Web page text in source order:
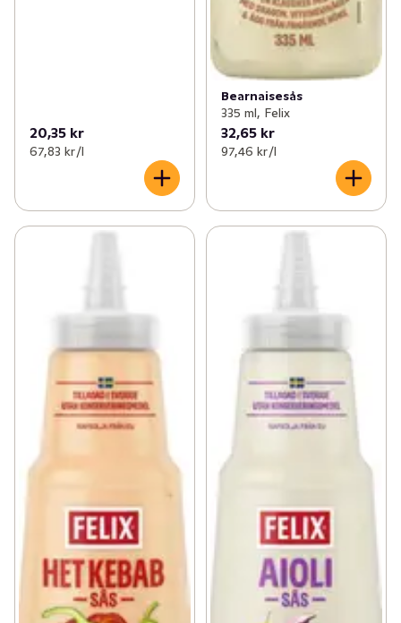
20,35 kr
67,83 kr /l
Bearnaisesås
335 ml, Felix
32,65 kr
97,46 kr /l